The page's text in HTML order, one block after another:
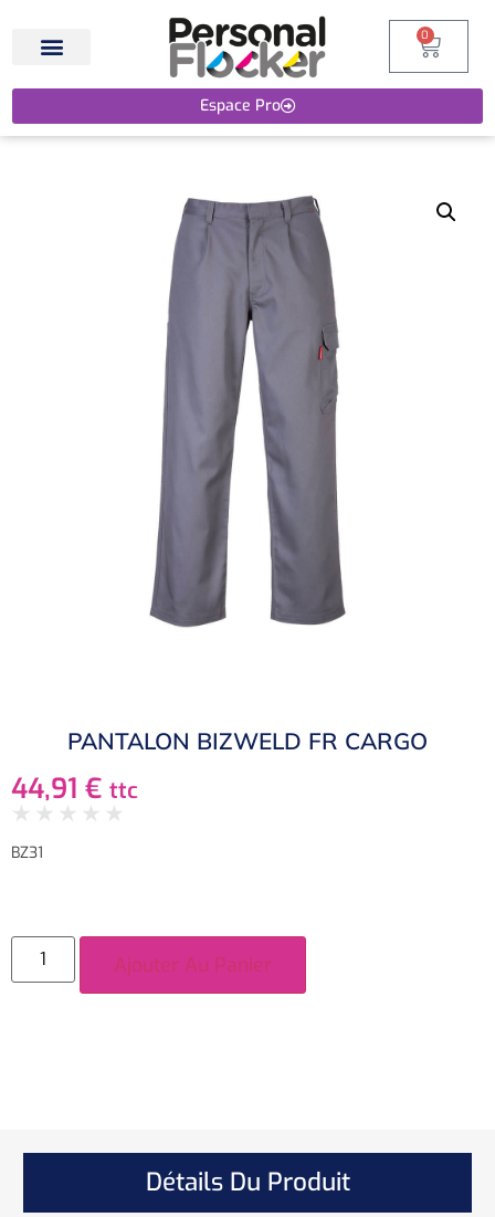
Espace Pro
0
PANTALON BIZWELD FR CARGO
44,91 € ttc
★ ★ ★ ★ ★
BZ31
Ajouter Au Panier
Détails Du Produit